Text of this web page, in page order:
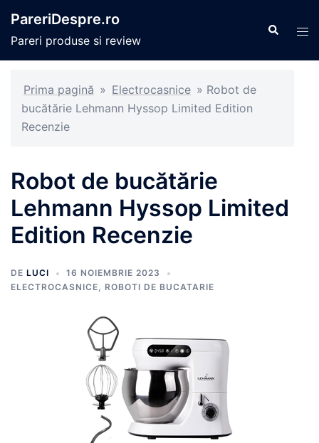
conținut
PareriDespre.ro
Pareri produse si review
Caută
Prima pagină » Electrocasnice » Robot de
bucătărie Lehmann Hyssop Limited Edition
Recenzie
Robot de bucătărie
Lehmann Hyssop Limited
Edition Recenzie
DE LUCI
16 NOIEMBRIE 2023
ELECTROCASNICE, ROBOTI DE BUCATARIE